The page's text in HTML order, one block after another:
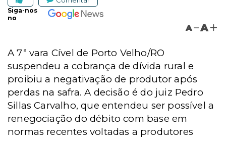
Siga-nos
no
A A
A 7ª vara Cível de Porto Velho/RO
suspendeu a cobrança de dívida rural e
proibiu a negativação de produtor após
perdas na safra. A decisão é do juiz Pedro
Sillas Carvalho, que entendeu ser possível a
renegociação do débito com base em
normas recentes voltadas a produtores